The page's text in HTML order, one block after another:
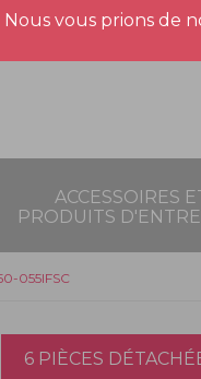
vous prions
ACCESSOIRES
PRODUITS
055IFSC
6 PIÈCES